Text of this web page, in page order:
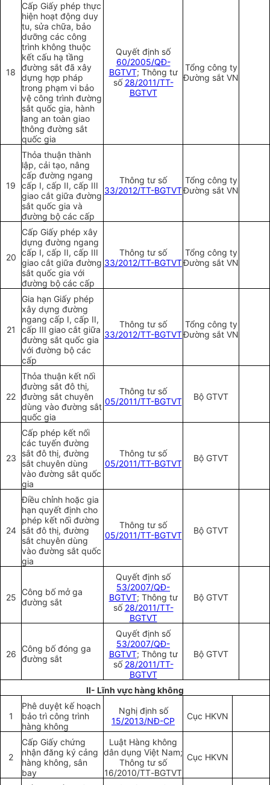
18
Cấp Giấy phép thực
hiện hoạt động duy
tu, sửa chữa, bảo
dưỡng các công
trình không thuộc
kết cấu hạ tầng
đường sắt đã xây
dựng hợp pháp
trong phạm vi bảo
vệ công trình đường
sắt quốc gia, hành
lang an toàn giao
thông đường sắt
quốc gia
Quyết định số
60/2005/QĐ-
BGTVT; Thông tư
số 28/2011/TT-
BGTVT
Tổng công ty
Đường sắt VN
19
Thỏa thuận thành
lập, cải tạo, nâng
cấp đường ngang
cấp I, cấp II, cấp III
giao cắt giữa đường
sắt quốc gia và
đường bộ các cấp
Thông tư số
33/2012/TT-BGTVT
Tổng công ty
Đường sắt VN
20
Cấp Giấy phép xây
dựng đường ngang
cấp I, cấp II, cấp III
giao cắt giữa đường
sắt quốc gia với
đường bộ các cấp
Thông tư số
33/2012/TT-BGTVT
Tổng công ty
Đường sắt VN
21
Gia hạn Giấy phép
xây dựng đường
ngang cấp I, cấp II,
cấp III giao cắt giữa
đường sắt quốc gia
với đường bộ các
cấp
Thông tư số
33/2012/TT-BGTVT
Tổng công ty
Đường sắt VN
22
Thỏa thuận kết nối
đường sắt đô thị,
đường sắt chuyên
dùng vào đường sắt
quốc gia
Thông tư số
05/2011/TT-BGTVT
Bộ GTVT
23
Cấp phép kết nối
các tuyến đường
sắt đô thị, đường
sắt chuyên dùng
vào đường sắt quốc
gia
Thông tư số
05/2011/TT-BGTVT
Bộ GTVT
24
Điều chỉnh hoặc gia
hạn quyết định cho
phép kết nối đường
sắt đô thị, đường
sắt chuyên dùng
vào đường sắt quốc
gia
Thông tư số
05/2011/TT-BGTVT
Bộ GTVT
25
Công bố mở ga
đường sắt
Quyết định số
53/2007/QĐ-
BGTVT; Thông tư
số 28/2011/TT-
BGTVT
Bộ GTVT
26
Công bố đóng ga
đường sắt
Quyết định số
53/2007/QĐ-
BGTVT; Thông tư
số 28/2011/TT-
BGTVT
Bộ GTVT
II- Lĩnh vực hàng không
1
Phê duyệt kế hoạch
bảo trì công trình
hàng không
Nghị định số
15/2013/NĐ-CP
Cục HKVN
2
Cấp Giấy chứng
nhận đăng ký cảng
hàng không, sân
bay
Luật Hàng không
dân dụng Việt Nam;
Thông tư số
16/2010/TT-BGTVT
Cục HKVN